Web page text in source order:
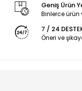
Geniş Ürün
Binlerce
7 / 24
Öneri ve